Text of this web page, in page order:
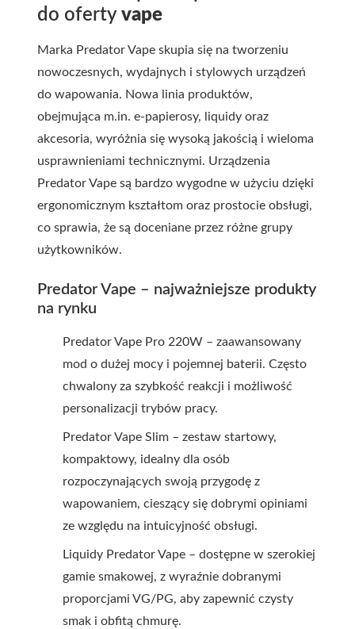
do oferty vape
Marka Predator Vape skupia się na tworzeniu
nowoczesnych, wydajnych i stylowych urządzeń
do wapowania. Nowa linia produktów,
obejmująca m.in. e-papierosy, liquidy oraz
akcesoria, wyróżnia się wysoką jakością i wieloma
usprawnieniami technicznymi. Urządzenia
Predator Vape są bardzo wygodne w użyciu dzięki
ergonomicznym kształtom oraz prostocie obsługi,
co sprawia, że są doceniane przez różne grupy
użytkowników.
Predator Vape – najważniejsze produkty
na rynku
Predator Vape Pro 220W – zaawansowany
mod o dużej mocy i pojemnej baterii. Często
chwalony za szybkość reakcji i możliwość
personalizacji trybów pracy.
Predator Vape Slim – zestaw startowy,
kompaktowy, idealny dla osób
rozpoczynających swoją przygodę z
wapowaniem, cieszący się dobrymi opiniami
ze względu na intuicyjność obsługi.
Liquidy Predator Vape – dostępne w szerokiej
gamie smakowej, z wyraźnie dobranymi
proporcjami VG/PG, aby zapewnić czysty
smak i obfitą chmurę.